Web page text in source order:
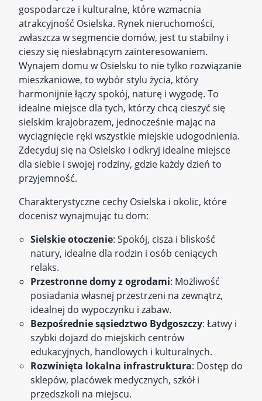
gospodarcze i kulturalne, które wzmacnia
atrakcyjność Osielska. Rynek nieruchomości,
zwłaszcza w segmencie domów, jest tu stabilny i
cieszy się niesłabnącym zainteresowaniem.
Wynajem domu w Osielsku to nie tylko rozwiązanie
mieszkaniowe, to wybór stylu życia, który
harmonijnie łączy spokój, naturę i wygodę. To
idealne miejsce dla tych, którzy chcą cieszyć się
sielskim krajobrazem, jednocześnie mając na
wyciągnięcie ręki wszystkie miejskie udogodnienia.
Zdecyduj się na Osielsko i odkryj idealne miejsce
dla siebie i swojej rodziny, gdzie każdy dzień to
przyjemność.
Charakterystyczne cechy Osielska i okolic, które
docenisz wynajmując tu dom:
Sielskie otoczenie: Spokój, cisza i bliskość
natury, idealne dla rodzin i osób ceniących
relaks.
Przestronne domy z ogrodami: Możliwość
posiadania własnej przestrzeni na zewnątrz,
idealnej do wypoczynku i zabaw.
Bezpośrednie sąsiedztwo Bydgoszczy: Łatwy i
szybki dojazd do miejskich centrów
edukacyjnych, handlowych i kulturalnych.
Rozwinięta lokalna infrastruktura: Dostęp do
sklepów, placówek medycznych, szkół i
przedszkoli na miejscu.